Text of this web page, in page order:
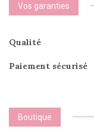
Vos garanties
Qualité
Paiement sécurisé
Boutique